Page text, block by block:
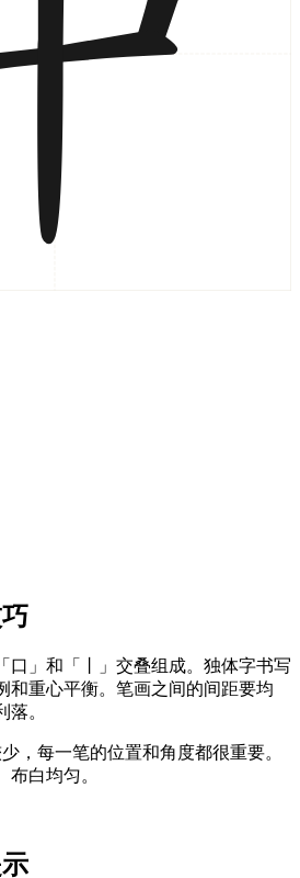
口」和「丨」交叠组成。独体字书写
和重心平衡。笔画之间的间距要均
。
，每一笔的位置和角度都很重要。
白均匀。